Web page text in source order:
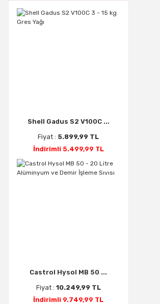
Shell Gadus S2 V100C ...
Fiyat : 5.899,99 TL
İndirimli 5.499,99 TL
Castrol Hysol MB 50 ...
Fiyat : 10.249,99 TL
İndirimli 9.749,99 TL